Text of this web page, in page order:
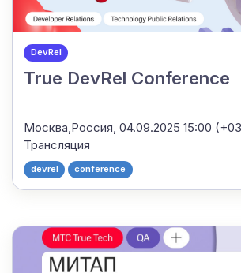
DevRel
True DevRel Conference
Москва,Россия,04.09.2025 15:00
Трансляция
devrel conference